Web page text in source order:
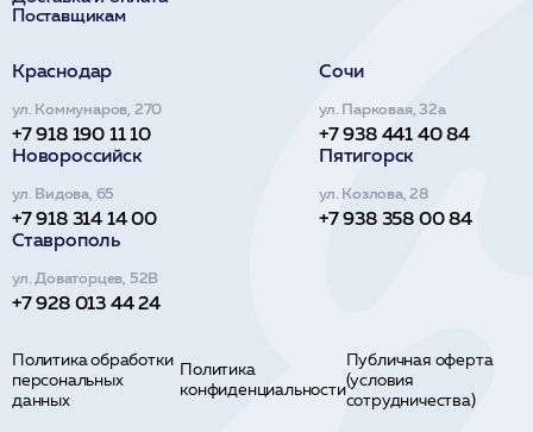
Поставщикам
Краснодар
ул. Коммунаров, 270
+7 918 190 11 10
Сочи
ул. Парковая, 32а
+7 938 441 40 84
Новороссийск
ул. Видова, 65
+7 918 314 14 00
Пятигорск
ул. Козлова, 28
+7 938 358 00 84
Ставрополь
ул. Доваторцев, 52В
+7 928 013 44 24
Политика обработки
персональных
данных
Политика
конфиденциальности
Публичная оферта
(условия
сотрудничества)